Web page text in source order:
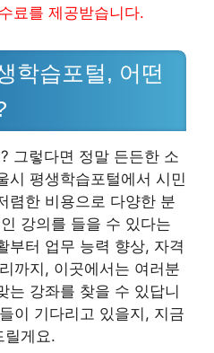
료를 제공받습니다.
학습포털, 어떤
그렇다면 정말 든든한 소
시 평생학습포털에서 시민
렴한 비용으로 다양한 분
강의를 들을 수 있다는
부터 업무 능력 향상, 자격
까지, 이곳에서는 여러분
는 강좌를 찾을 수 있답니
이 기다리고 있을지, 지금
릴게요.